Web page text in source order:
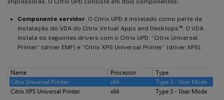
impressoras. O Citrix UPD consiste em dois componentes:
Componente servidor. O Citrix UPD é instalado como parte da
instalação do VDA do Citrix Virtual Apps and Desktops ™. O VDA
instala os seguintes drivers com o Citrix UPD: “Citrix Universal
Printer” (driver EMF) e “Citrix XPS Universal Printer” (driver XPS).